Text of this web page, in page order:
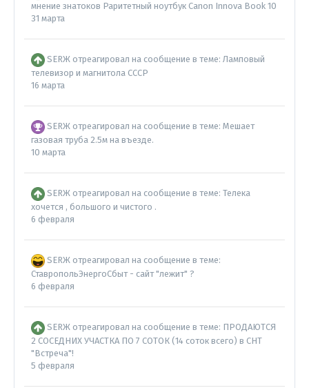
мнение знатоков Раритетный ноутбук Canon Innova Book 10
31 марта
SERЖ отреагировал на сообщение в теме: Ламповый
телевизор и магнитола СССР
16 марта
SERЖ отреагировал на сообщение в теме: Мешает
газовая труба 2.5м на въезде.
10 марта
SERЖ отреагировал на сообщение в теме: Телека
хочется , большого и чистого .
6 февраля
SERЖ отреагировал на сообщение в теме:
СтавропольЭнергоСбыт - сайт "лежит" ?
6 февраля
SERЖ отреагировал на сообщение в теме: ПPOДАЮTCЯ
2 CОСЕДНИX УЧАСТКA ПO 7 СOTОК (14 сoтoк всeгo) в CНT
"Bстрeча"!
5 февраля